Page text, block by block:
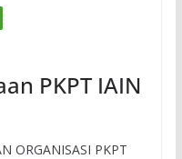
PKPT IAIN
ORGANISASI PKPT